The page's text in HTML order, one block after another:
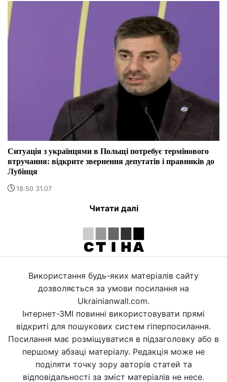
Ситуація з українцями в Польщі потребує термінового
втручання: відкрите звернення депутатів і правників до
Лубінця
18:50 31.07
Читати далі
Використання будь-яких матеріалів сайту
дозволяється за умови посилання на
Ukrainianwall.com.
Інтернет-ЗМІ повинні використовувати прямі
відкриті для пошукових систем гіперпосилання.
Посилання має розміщуватися в підзаголовку або в
першому абзаці матеріалу. Редакція може не
поділяти точку зору авторів статей та
відповідальності за зміст матеріалів не несе.